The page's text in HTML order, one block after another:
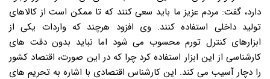
دارد، گفت: مردم عزیز ما باید سعی کنند که تا ممکن است از کالاهای
تولید داخلی استفاده کنند. وی افزود هرچند که واردات یکی از
ابزارهای کنترل تورم محسوب می شود اما نباید بدون دقت های
کارشناسی از این ابزار استفاده کرد چرا که در این صورت، اقتصاد کشور
را دچار آسیب می کند. این کارشناس اقتصادی با اشاره به تحریم های